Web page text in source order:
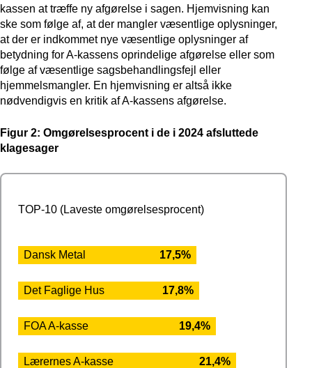
kassen at træffe ny afgørelse i sagen. Hjemvisning kan
ske som følge af, at der mangler væsentlige oplysninger,
at der er indkommet nye væsentlige oplysninger af
betydning for A-kassens oprindelige afgørelse eller som
følge af væsentlige sagsbehandlingsfejl eller
hjemmelsmangler. En hjemvisning er altså ikke
nødvendigvis en kritik af A-kassens afgørelse.
Figur 2: Omgørelsesprocent i de i 2024 afsluttede
klagesager
TOP-10 (Laveste omgørelsesprocent)
Dansk Metal 17,5%
Det Faglige Hus 17,8%
FOA A-kasse 19,4%
Lærernes A-kasse 21,4%